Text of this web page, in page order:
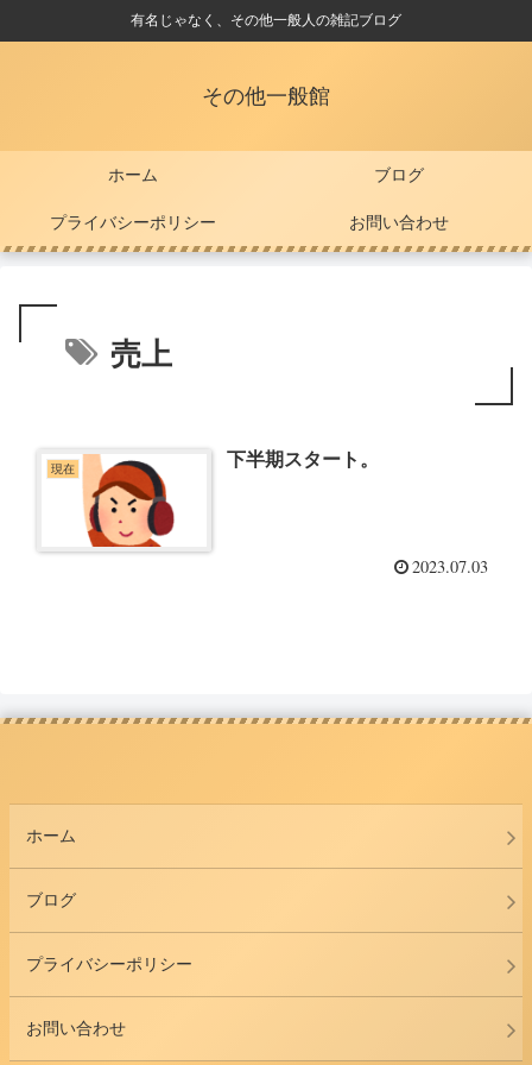
有名じゃなく、その他一般人の雑記ブログ
その他一般館
ホーム ブログ
プライバシーポリシー お問い合わせ
売上
現在 下半期スタート。
2023.07.03
ホーム
ブログ
プライバシーポリシー
お問い合わせ